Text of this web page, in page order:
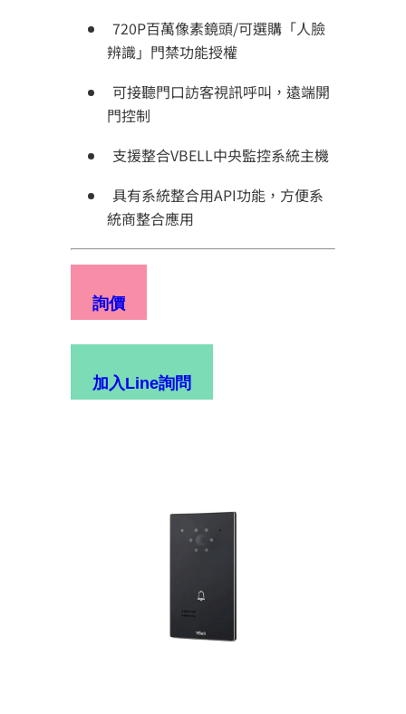
720P百萬像素鏡頭/可選購「人臉
辨識」門禁功能授權
可接聽門口訪客視訊呼叫，遠端開
門控制
支援整合VBELL中央監控系統主機
具有系統整合用API功能，方便系
統商整合應用
詢價
加入Line詢問